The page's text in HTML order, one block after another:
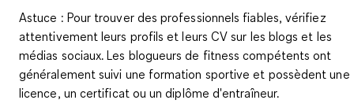
Astuce : Pour trouver des professionnels fiables, vérifiez
attentivement leurs profils et leurs CV sur les blogs et les
médias sociaux. Les blogueurs de fitness compétents ont
généralement suivi une formation sportive et possèdent une
licence, un certificat ou un diplôme d'entraîneur.